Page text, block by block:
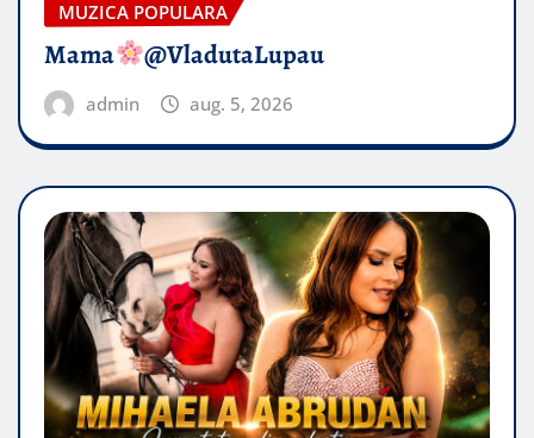
MUZICA POPULARA
Mama @VladutaLupau
admin aug. 5, 2026